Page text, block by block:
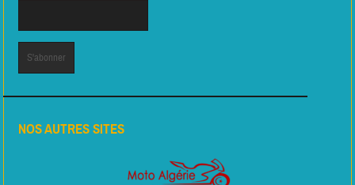
NOS AUTRES SITES